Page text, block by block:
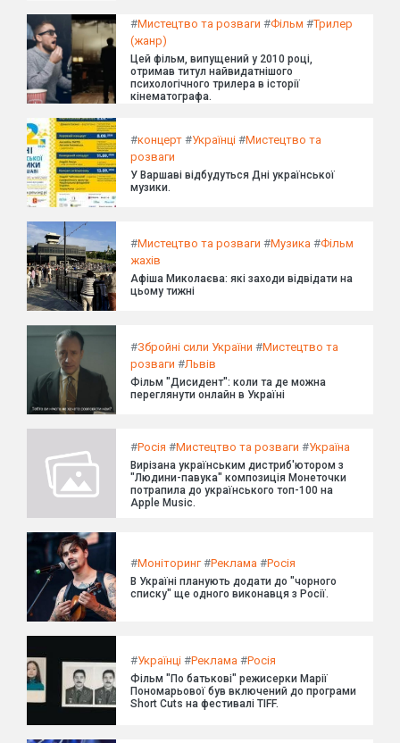
#Мистецтво та розваги #Фільм #Трилер
(жанр)
Цей фільм, випущений у 2010 році,
отримав титул найвидатнішого
психологічного трилера в історії
кінематографа.
#концерт #Українці #Мистецтво та
розваги
У Варшаві відбудуться Дні української
музики.
#Мистецтво та розваги #Музика #Фільм
жахів
Афіша Миколаєва: які заходи відвідати на
цьому тижні
#Збройні сили України #Мистецтво та
розваги #Львів
Фільм "Дисидент": коли та де можна
переглянути онлайн в Україні
#Росія #Мистецтво та розваги #Україна
Вирізана українським дистриб'ютором з
"Людини-павука" композиція Монеточки
потрапила до українського топ-100 на
Apple Music.
#Моніторинг#Реклама #Росія
В Україні планують додати до "чорного
списку" ще одного виконавця з Росії.
#Українці #Реклама #Росія
Фільм "По батькові" режисерки Марії
Пономарьової був включений до програми
Short Cuts на фестивалі TIFF.